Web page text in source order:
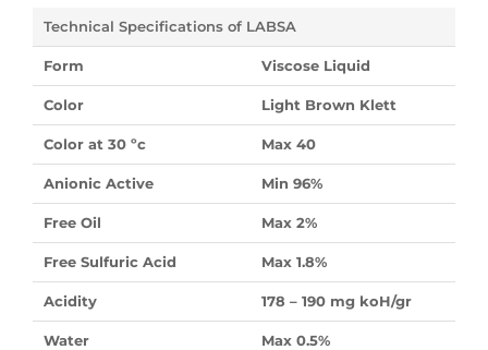
Technical Specifications of LABSA
Form Viscose Liquid
Color Light Brown Klett
Color at 30 ºc Max 40
Anionic Active Min 96%
Free Oil Max 2%
Free Sulfuric Acid Max 1.8%
Acidity 178 – 190 mg koH/gr
Water Max 0.5%